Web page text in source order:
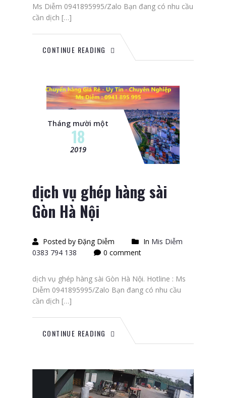
Ms Diễm 0941895995/Zalo Bạn đang có nhu cầu
cần dịch […]
CONTINUE READING
Tháng mười một
18
2019
dịch vụ ghép hàng sài
Gòn Hà Nội
Posted by Đặng Diễm In Mis Diễm
0383 794 138
0 comment
dịch vụ ghép hàng sài Gòn Hà Nội. Hotline : Ms
Diễm 0941895995/Zalo Bạn đang có nhu cầu
cần dịch […]
CONTINUE READING